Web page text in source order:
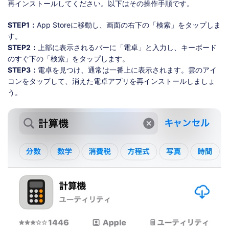
再インストールしてください。以下はその操作手順です。
STEP1： App Storeに移動し、画面の右下の「検索」をタップしま
す。
STEP2：
上部に表示されるバーに「電卓」と入力し、キーボード
のすぐ下の「検索」をタップします。
STEP3： 電卓を見つけ、通常は一番上に表示されます。雲のアイ
コンをタップして、消えた電卓アプリを再インストールしましょ
う。